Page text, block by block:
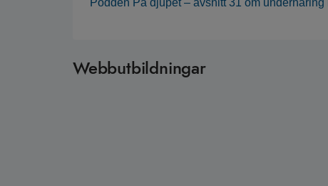
Podden På djupet – avsnitt 31 om
Webbutbildningar